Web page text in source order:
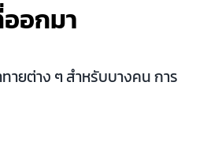
อกมา
ายต่าง ๆ สำหรับบางคน การ